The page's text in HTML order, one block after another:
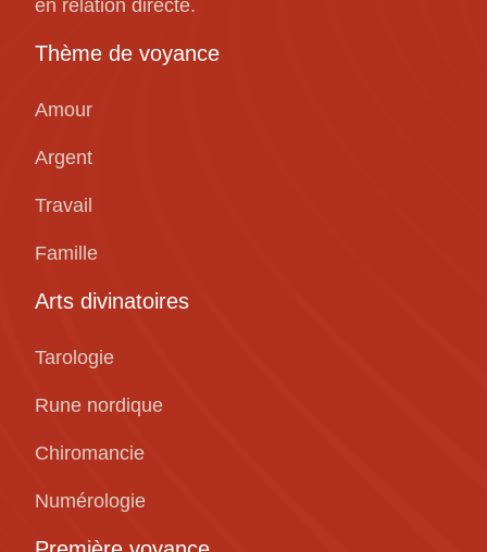
en relation directe.
Thème de voyance
Amour
Argent
Travail
Famille
Arts divinatoires
Tarologie
Rune nordique
Chiromancie
Numérologie